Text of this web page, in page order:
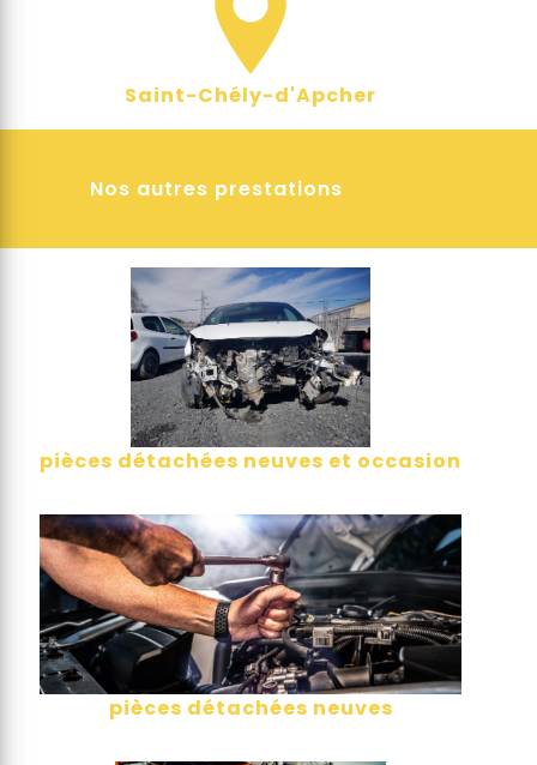
Saint-Chély-d'Apcher
Nos autres prestations
pièces détachées neuves et occasion
pièces détachées neuves